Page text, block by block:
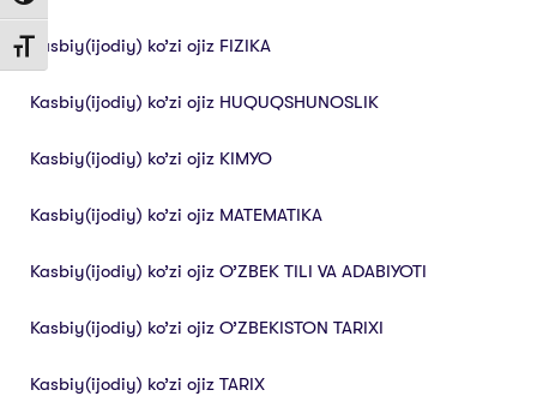
Toggle Font size
Kasbiy(ijodiy) ko’zi ojiz FIZIKA
Kasbiy(ijodiy) ko’zi ojiz HUQUQSHUNOSLIK
Kasbiy(ijodiy) ko’zi ojiz KIMYO
Kasbiy(ijodiy) ko’zi ojiz MATEMATIKA
Kasbiy(ijodiy) ko’zi ojiz O’ZBEK TILI VA ADABIYOTI
Kasbiy(ijodiy) ko’zi ojiz O’ZBEKISTON TARIXI
Kasbiy(ijodiy) ko’zi ojiz TARIX